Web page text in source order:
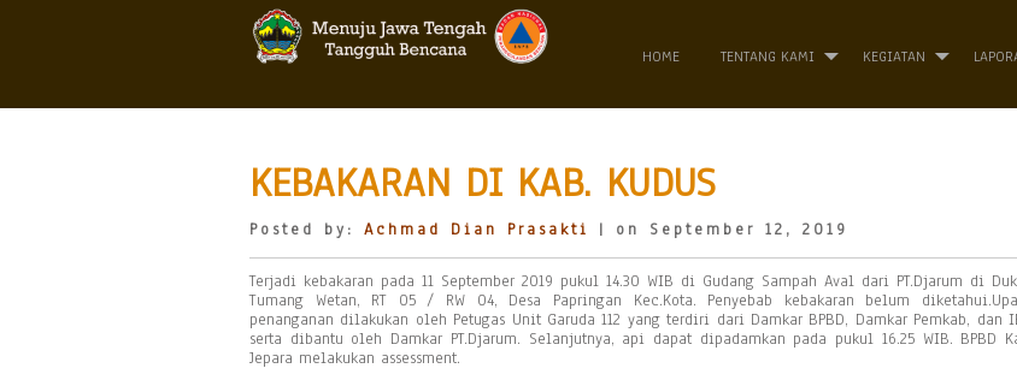
HOME TENTANG KAMI KEGIATAN
KEBAKARAN DI KAB. KUDUS
Posted by: Achmad Dian Prasakti | on September 12, 2019
Terjadi kebakaran pada 11 September 2019 pukul 14.30 WIB di Gudang Sampah Aval dari PT.Djarum di
Tumang Wetan, RT 05 / RW 04, Desa Papringan Kec.Kota. Penyebab kebakaran belum
penanganan dilakukan oleh Petugas Unit Garuda 112 yang terdiri dari Damkar BPBD, Damkar Pemkab, dan
serta dibantu oleh Damkar PT.Djarum. Selanjutnya, api dapat dipadamkan pada pukul 16.25 WIB. BPBD
Jepara melakukan assessment.